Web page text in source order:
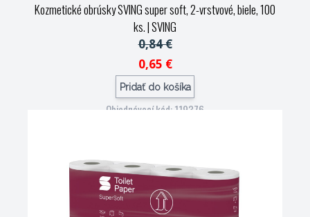
Kozmetické obrúsky SVING super soft, 2-vrstvové, biele, 100
ks.| SVING
0,84 €
0,65 €
Pridať do košíka
Objednávací kód: 119376